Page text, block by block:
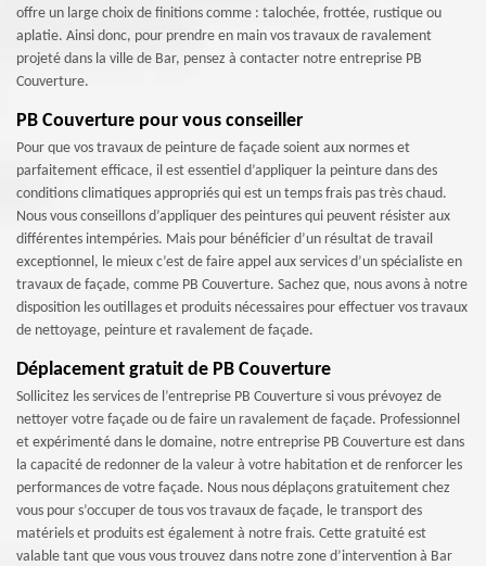
offre un large choix de finitions comme : talochée, frottée, rustique ou
aplatie. Ainsi donc, pour prendre en main vos travaux de ravalement
projeté dans la ville de Bar, pensez à contacter notre entreprise PB
Couverture.
PB Couverture pour vous conseiller
Pour que vos travaux de peinture de façade soient aux normes et
parfaitement efficace, il est essentiel d’appliquer la peinture dans des
conditions climatiques appropriés qui est un temps frais pas très chaud.
Nous vous conseillons d’appliquer des peintures qui peuvent résister aux
différentes intempéries. Mais pour bénéficier d’un résultat de travail
exceptionnel, le mieux c’est de faire appel aux services d’un spécialiste en
travaux de façade, comme PB Couverture. Sachez que, nous avons à notre
disposition les outillages et produits nécessaires pour effectuer vos travaux
de nettoyage, peinture et ravalement de façade.
Déplacement gratuit de PB Couverture
Sollicitez les services de l’entreprise PB Couverture si vous prévoyez de
nettoyer votre façade ou de faire un ravalement de façade. Professionnel
et expérimenté dans le domaine, notre entreprise PB Couverture est dans
la capacité de redonner de la valeur à votre habitation et de renforcer les
performances de votre façade. Nous nous déplaçons gratuitement chez
vous pour s’occuper de tous vos travaux de façade, le transport des
matériels et produits est également à notre frais. Cette gratuité est
valable tant que vous vous trouvez dans notre zone d’intervention à Bar